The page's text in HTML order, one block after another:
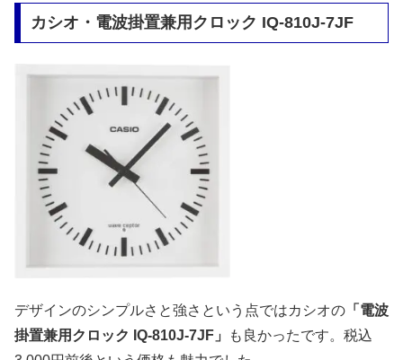
カシオ・電波掛置兼用クロック IQ-810J-7JF
デザインのシンプルさと強さという点ではカシオの 「電波
掛置兼用クロック IQ-810J-7JF」
も良かったです。税込